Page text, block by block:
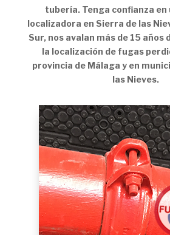
tubería. Tenga confianza en
localizadora en Sierra de las
Sur, nos avalan más de 15 años
la localización de fugas
provincia de Málaga y en
las Nieves.